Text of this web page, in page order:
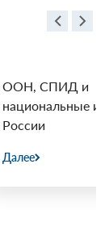
ООН, СПИД и
национальные
России
Далее